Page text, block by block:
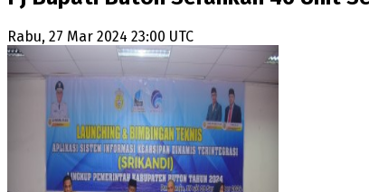
Rabu, 27 Mar 2024 23:00 UTC